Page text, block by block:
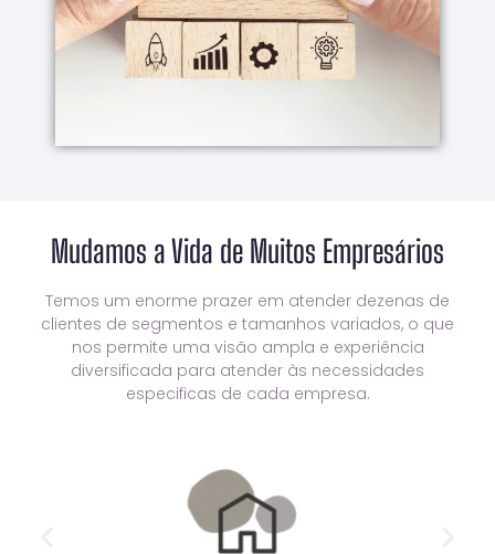
Nosso Diferencial
Somos uma das poucas agências digitais no
Brasil que possuem conhecimento e
Mudamos a Vida de Muitos Empresários
Temos um enorme prazer em atender dezenas de
clientes de segmentos e tamanhos variados, o que
nos permite uma visão ampla e experiência
diversificada para atender às necessidades
especificas de cada empresa.